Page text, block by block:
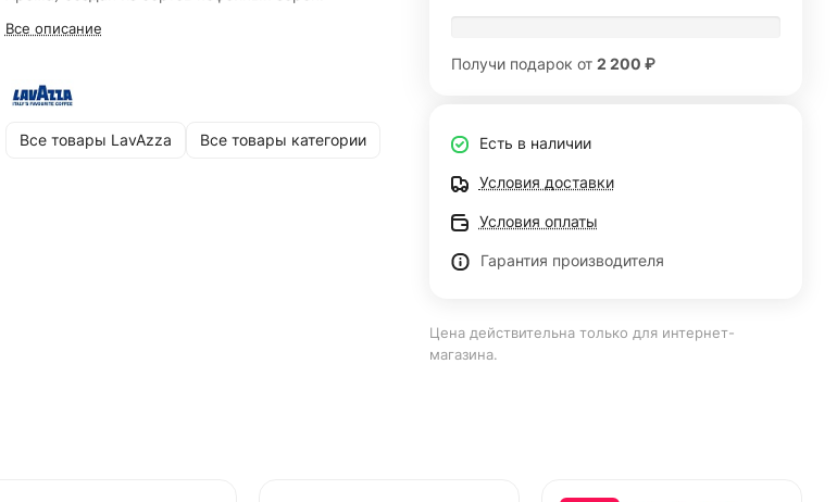
Все описание
Все товары LavAzza Все товары категории
Получи подарок от 2 200 ₽
Есть в наличии
Условия доставки
Условия оплаты
Гарантия производителя
Цена действительна только для интернет-
магазина.